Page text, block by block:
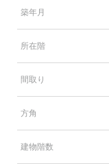
築年月
所在階
間取り
方角
建物階数